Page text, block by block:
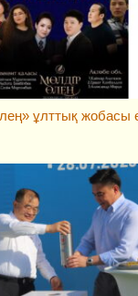
ұлттық жобасы